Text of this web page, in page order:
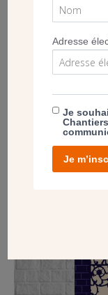
reçu le Prix de la
avaient créé le
de Boulogne-
Prix 2020 est à
sur Facebook .
MANS’ART
Adresse
Je
Je